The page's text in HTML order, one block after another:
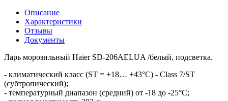
Описание
Характеристики
Отзывы
Документы
Ларь морозильный Haier SD-206AELUA /белый, подсветка.
- климатический класс (ST = +18… +43°C) - Class 7/ST
(субтропический);
- температурный диапазон (средний) от -18 до -25°С;